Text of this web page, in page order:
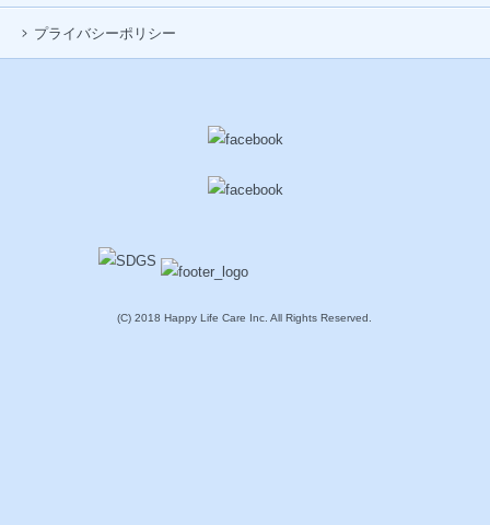
プライバシーポリシー
(C) 2018 Happy Life Care Inc. All Rights Reserved.